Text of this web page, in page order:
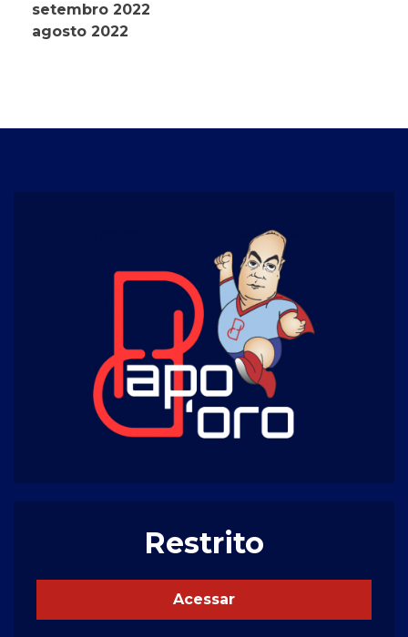
setembro 2022
agosto 2022
Restrito
Acessar